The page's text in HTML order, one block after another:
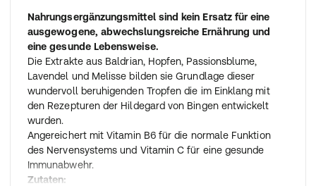
Nahrungsergänzungsmittel sind kein Ersatz für eine
ausgewogene, abwechslungsreiche Ernährung und
eine gesunde Lebensweise.
Die Extrakte aus Baldrian, Hopfen, Passionsblume,
Lavendel und Melisse bilden sie Grundlage dieser
wundervoll beruhigenden Tropfen die im Einklang mit
den Rezepturen der Hildegard von Bingen entwickelt
wurden.
Angereichert mit Vitamin B6 für die normale Funktion
des Nervensystems und Vitamin C für eine gesunde
Immunabwehr.
Zutaten: